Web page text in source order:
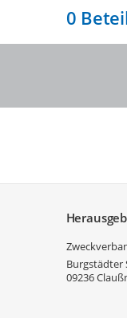
0
Burgstädter
09236